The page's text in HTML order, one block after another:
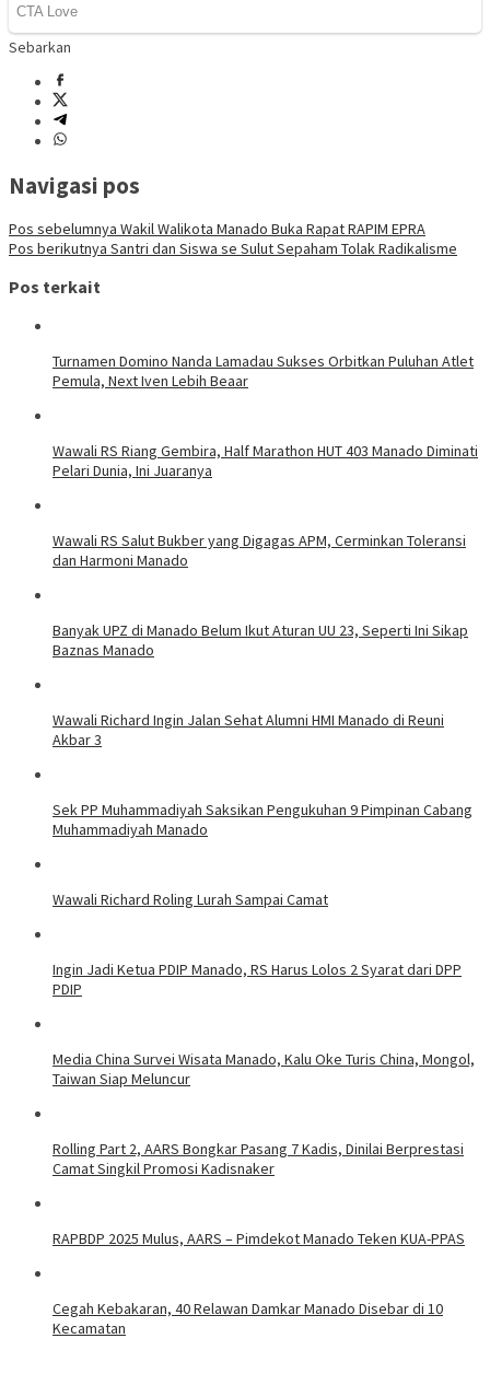
Sebarkan
Navigasi pos
Pos sebelumnya Wakil Walikota Manado Buka Rapat RAPIM EPRA
Pos berikutnya Santri dan Siswa se Sulut Sepaham Tolak Radikalisme
Pos terkait
Turnamen Domino Nanda Lamadau Sukses Orbitkan Puluhan Atlet
Pemula, Next Iven Lebih Beaar
Wawali RS Riang Gembira, Half Marathon HUT 403 Manado Diminati
Pelari Dunia, Ini Juaranya
Wawali RS Salut Bukber yang Digagas APM, Cerminkan Toleransi
dan Harmoni Manado
Banyak UPZ di Manado Belum Ikut Aturan UU 23, Seperti Ini Sikap
Baznas Manado
Wawali Richard Ingin Jalan Sehat Alumni HMI Manado di Reuni
Akbar 3
Sek PP Muhammadiyah Saksikan Pengukuhan 9 Pimpinan Cabang
Muhammadiyah Manado
Wawali Richard Roling Lurah Sampai Camat
Ingin Jadi Ketua PDIP Manado, RS Harus Lolos 2 Syarat dari DPP
PDIP
Media China Survei Wisata Manado, Kalu Oke Turis China, Mongol,
Taiwan Siap Meluncur
Rolling Part 2, AARS Bongkar Pasang 7 Kadis, Dinilai Berprestasi
Camat Singkil Promosi Kadisnaker
RAPBDP 2025 Mulus, AARS – Pimdekot Manado Teken KUA-PPAS
Cegah Kebakaran, 40 Relawan Damkar Manado Disebar di 10
Kecamatan